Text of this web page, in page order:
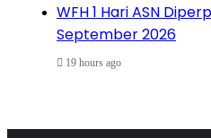
WFH 1 Hari ASN
September 2026
19 hours ago